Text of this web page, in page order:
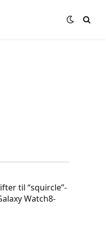
til “squircle”-
Watch8-